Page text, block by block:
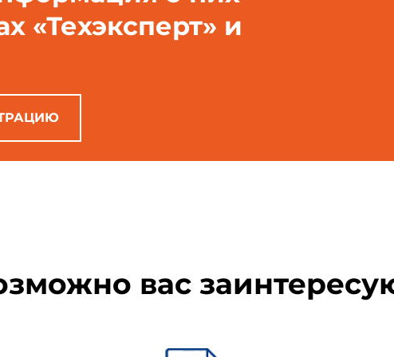
стандартов безопасности труда. Средства защиты
«Техэксперт» и
вас